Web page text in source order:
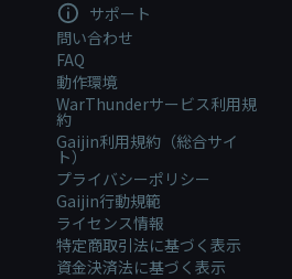
サポート
問い合わせ
FAQ
動作環境
WarThunderサービス利用規
約
Gaijin利用規約（総合サイ
ト）
プライバシーポリシー
Gaijin行動規範
ライセンス情報
特定商取引法に基づく表示
資金決済法に基づく表示